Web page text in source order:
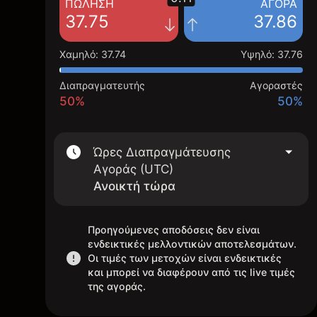
ΠΏΛΗΣΗ
37.75
ΑΓΟΡΆ
37.86
Χαμηλό: 37.74 Υψηλό: 37.76
Διαπραγματευτής
50%
Αγοραστές
50%
Ώρες Διαπραγμάτευσης
Αγοράς (UTC)
Ανοικτή τώρα
Προηγούμενες αποδόσεις δεν είναι
ενδεικτικές μελλοντικών αποτελεσμάτων.
Οι τιμές των μετοχών είναι ενδεικτικές
και μπορεί να διαφέρουν από τις live τιμές
της αγοράς.